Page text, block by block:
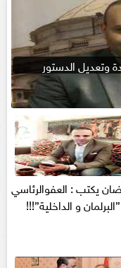
وتعديل الدستور
يكتب : العفوالرئاسي
و الداخلية”!!!